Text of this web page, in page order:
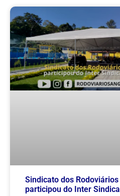
Sindicato dos Rodoviários
participou do Inter Sindical